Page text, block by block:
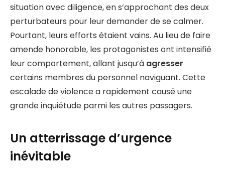
situation avec diligence, en s’approchant des deux
perturbateurs pour leur demander de se calmer.
Pourtant, leurs efforts étaient vains. Au lieu de faire
amende honorable, les protagonistes ont intensifié
leur comportement, allant jusqu’à agresser
certains membres du personnel naviguant. Cette
escalade de violence a rapidement causé une
grande inquiétude parmi les autres passagers.
Un atterrissage d’urgence
inévitable